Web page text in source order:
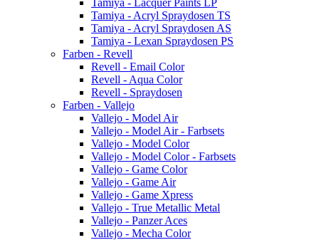
Tamiya - Lacquer Paints LP
Tamiya - Acryl Spraydosen TS
Tamiya - Acryl Spraydosen AS
Tamiya - Lexan Spraydosen PS
Farben - Revell
Revell - Email Color
Revell - Aqua Color
Revell - Spraydosen
Farben - Vallejo
Vallejo - Model Air
Vallejo - Model Air - Farbsets
Vallejo - Model Color
Vallejo - Model Color - Farbsets
Vallejo - Game Color
Vallejo - Game Air
Vallejo - Game Xpress
Vallejo - True Metallic Metal
Vallejo - Panzer Aces
Vallejo - Mecha Color